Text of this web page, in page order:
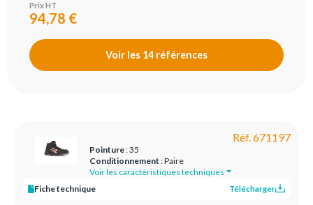
Prix HT
94,78 €
Voir les 14 références
Réf. 671197
Pointure: 35
Conditionnement : Paire
Voir les caractéristiques techniques
Fiche technique
Télécharger